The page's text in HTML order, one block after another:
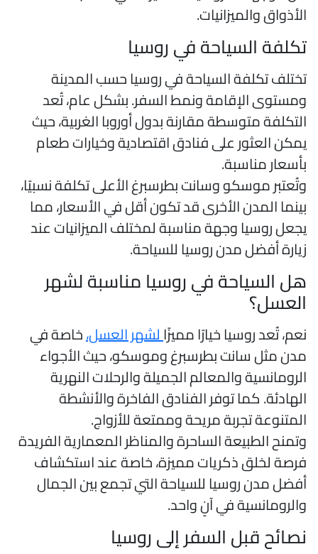
والميزانيات.
السياحة في روسيا
تكلفة السياحة في روسيا حسب المدينة
الإقامة ونمط السفر. بشكل عام، تُعد
متوسطة مقارنة بدول أوروبا الغربية، حيث
العثور على فنادق اقتصادية وخيارات طعام
مناسبة.
موسكو وسانت بطرسبرغ الأعلى تكلفة نسبيًا،
المدن الأخرى قد تكون أقل في الأسعار، مما
روسيا وجهة مناسبة لمختلف الميزانيات عند
أفضل مدن روسيا للسياحة.
السياحة في روسيا مناسبة لشهر
تُعد روسيا خيارًا مميزًالشهر العسل،خاصة في
مثل سانت بطرسبرغ وموسكو، حيث الأجواء
والمعالم الجميلة والرحلات النهرية
كما توفر الفنادق الفاخرة والأنشطة
تجربة مريحة وممتعة للأزواج.
الطبيعة الساحرة والمناظر المعمارية الفريدة
لخلق ذكريات مميزة، خاصة عند استكشاف
مدن روسيا للسياحة التي تجمع بين الجمال
في آنٍ واحد.
قبل السفر إلى روسيا